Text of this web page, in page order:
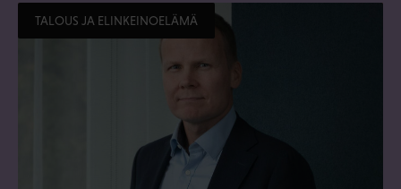
TALOUS JA ELINKEINOELÄMÄ